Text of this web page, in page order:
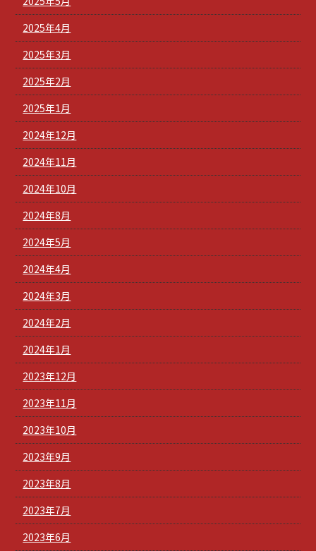
2025年4月
2025年3月
2025年2月
2025年1月
2024年12月
2024年11月
2024年10月
2024年8月
2024年5月
2024年4月
2024年3月
2024年2月
2024年1月
2023年12月
2023年11月
2023年10月
2023年9月
2023年8月
2023年7月
2023年6月